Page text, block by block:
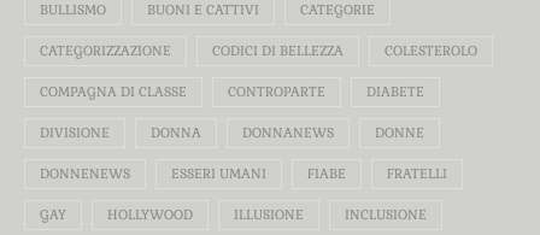
BULLISMO BUONI E CATTIVI CATEGORIE
CATEGORIZZAZIONE CODICI DI BELLEZZA COLESTEROLO
COMPAGNA DI CLASSE CONTROPARTE DIABETE
DIVISIONE DONNA DONNANEWS DONNE
DONNENEWS ESSERI UMANI FIABE FRATELLI
GAY HOLLYWOOD ILLUSIONE INCLUSIONE